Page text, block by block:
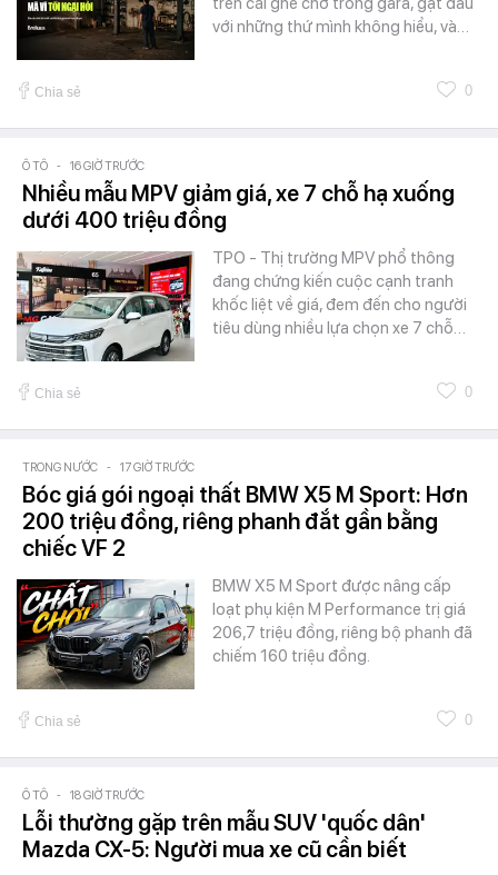
với những thứ mình không hiểu, và…
Chia sẻ 0
Ô TÔ - 16 GIỜ TRƯỚC
Nhiều mẫu MPV giảm giá, xe 7 chỗ hạ xuống
dưới 400 triệu đồng
TPO - Thị trường MPV phổ thông
đang chứng kiến cuộc cạnh tranh
khốc liệt về giá, đem đến cho người
tiêu dùng nhiều lựa chọn xe 7 chỗ…
Chia sẻ 0
TRONG NƯỚC - 17 GIỜ TRƯỚC
Bóc giá gói ngoại thất BMW X5 M Sport: Hơn
200 triệu đồng, riêng phanh đắt gần bằng
chiếc VF 2
BMW X5 M Sport được nâng cấp
loạt phụ kiện M Performance trị giá
206,7 triệu đồng, riêng bộ phanh đã
chiếm 160 triệu đồng.
Chia sẻ 0
Ô TÔ - 18 GIỜ TRƯỚC
Lỗi thường gặp trên mẫu SUV 'quốc dân'
Mazda CX-5: Người mua xe cũ cần biết